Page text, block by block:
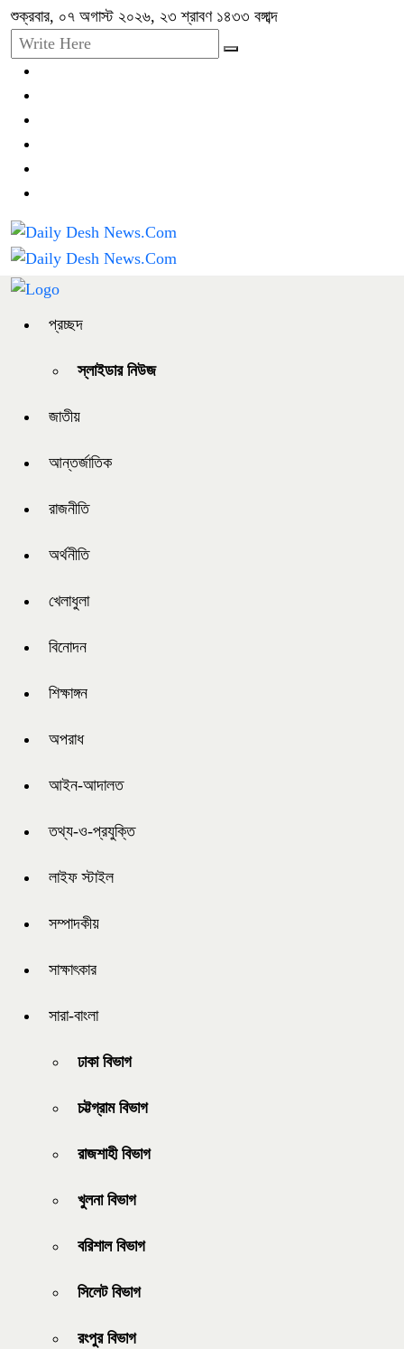
শুক্রবার, ০৭ অগাস্ট ২০২৬, ২৩ শ্রাবণ ১৪৩৩ বঙ্গাব্দ
প্রচ্ছদ
স্লাইডার নিউজ
জাতীয়
আন্তর্জাতিক
রাজনীতি
অর্থনীতি
খেলাধুলা
বিনোদন
শিক্ষাঙ্গন
অপরাধ
আইন-আদালত
তথ্য-ও-প্রযুক্তি
লাইফ স্টাইল
সম্পাদকীয়
সাক্ষাৎকার
সারা-বাংলা
ঢাকা বিভাগ
চট্টগ্রাম বিভাগ
রাজশাহী বিভাগ
খুলনা বিভাগ
বরিশাল বিভাগ
সিলেট বিভাগ
রংপুর বিভাগ